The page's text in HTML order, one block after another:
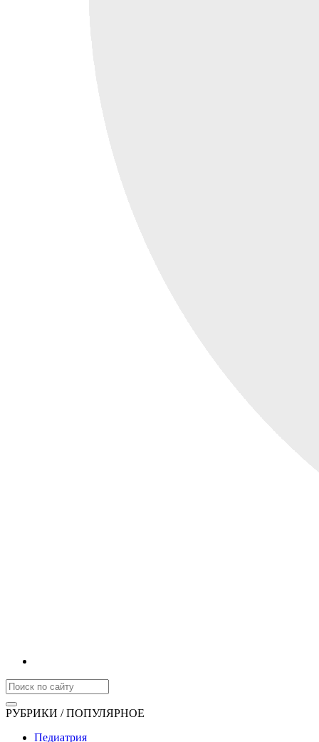
РУБРИКИ / ПОПУЛЯРНОЕ
Педиатрия